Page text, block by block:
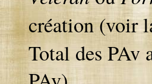
création (voir
Total des PAv